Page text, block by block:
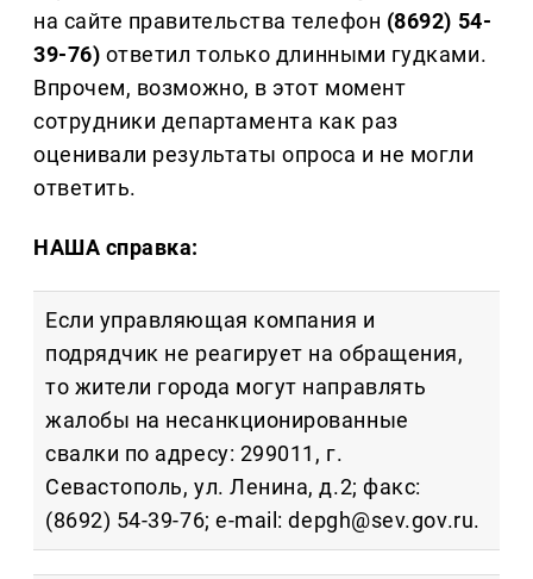
на сайте правительства телефон (8692) 54-
39-76) ответил только длинными гудками.
Впрочем, возможно, в этот момент
сотрудники департамента как раз
оценивали результаты опроса и не могли
ответить.
НАША справка:
Если управляющая компания и
подрядчик не реагирует на обращения,
то жители города могут направлять
жалобы на несанкционированные
свалки по адресу: 299011, г.
Севастополь, ул. Ленина, д.2; факс:
(8692) 54-39-76; e-mail: depgh@sev.gov.ru.